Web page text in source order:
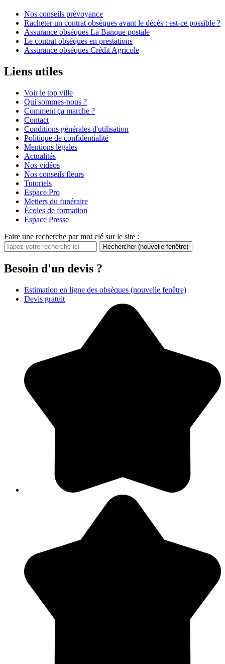
Nos conseils prévoyance
Racheter un contrat obsèques avant le décès : est-ce possible ?
Assurance obsèques La Banque postale
Le contrat obsèques en prestations
Assurance obsèques Crédit Agricole
Liens utiles
Voir le top ville
Qui sommes-nous ?
Comment ça marche ?
Contact
Conditions générales d'utilisation
Politique de confidentialité
Mentions légales
Actualités
Nos vidéos
Nos conseils fleurs
Tutoriels
Espace Pro
Metiers du funéraire
Écoles de formation
Espace Presse
Faire une recherche par mot clé sur le site :
Rechercher (nouvelle fenêtre)
Besoin d'un devis ?
Estimation en ligne des obsèques (nouvelle fenêtre)
Devis gratuit